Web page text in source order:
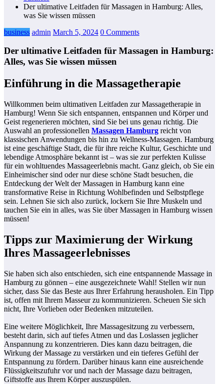
Der ultimative Leitfaden für Massagen in Hamburg: Alles,
was Sie wissen müssen
business admin March 5, 2024 0 Comments
Der ultimative Leitfaden für Massagen in Hamburg:
Alles, was Sie wissen müssen
Einführung in die Massagetherapie
Willkommen beim ultimativen Leitfaden zur Massagetherapie in
Hamburg! Wenn Sie sich entspannen, entspannen und Körper und
Geist regenerieren möchten, sind Sie bei uns genau richtig. Die
Auswahl an professionellen Massagen Hamburg reicht von
klassischen Anwendungen bis hin zu Wellness-Massagen. Hamburg
ist eine geschäftige Stadt, die für ihre reiche Kultur, Geschichte und
lebendige Atmosphäre bekannt ist – was sie zur perfekten Kulisse
für ein wohltuendes Massageerlebnis macht. Ganz gleich, ob Sie ein
Einheimischer sind oder nur diese schöne Stadt besuchen, die
Entdeckung der Welt der Massagen in Hamburg kann eine
transformative Reise in Richtung Wohlbefinden und Selbstpflege
sein. Lehnen Sie sich also zurück, lockern Sie Ihre Muskeln und
tauchen Sie ein in alles, was Sie über Massagen in Hamburg wissen
müssen!
Tipps zur Maximierung der Wirkung
Ihres Massageerlebnisses
Sie haben sich also entschieden, sich eine entspannende Massage in
Hamburg zu gönnen – eine ausgezeichnete Wahl! Stellen wir nun
sicher, dass Sie das Beste aus Ihrer Erfahrung herausholen. Ein Tipp
ist, offen mit Ihrem Masseur zu kommunizieren. Scheuen Sie sich
nicht, Ihre Vorlieben oder Bedenken mitzuteilen.
Eine weitere Möglichkeit, Ihre Massagesitzung zu verbessern,
besteht darin, sich auf tiefes Atmen und das Loslassen jeglicher
Anspannung zu konzentrieren. Dies kann dazu beitragen, die
Wirkung der Massage zu verstärken und ein tieferes Gefühl der
Entspannung zu fördern. Darüber hinaus kann eine ausreichende
Flüssigkeitszufuhr vor und nach der Massage dazu beitragen,
Giftstoffe aus Ihrem Körper auszuspülen.